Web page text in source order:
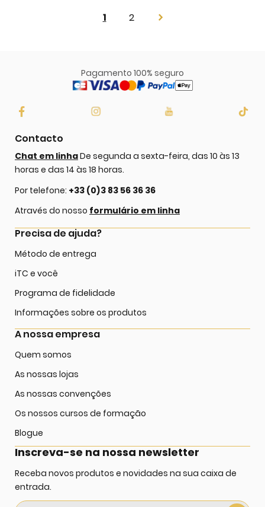
Page
You're
page
1 Page
2
Pagamento 100% seguro
Contacto
Chat em linhaDe segunda a sexta-feira, das 10 às 13
horas e das 14 às 18 horas.
Por telefone: +33 (0)3 83 56 36 36
Através do nosso formulário em linha
A nossa empresa
Quem somos
As nossas lojas
As nossas convenções
Os nossos cursos de formação
Blogue
Precisa de ajuda?
Método de entrega
iTC e você
Programa de fidelidade
Informações sobre os produtos
Inscreva-se na nossa newsletter
Receba novos produtos e novidades na sua caixa de
entrada.